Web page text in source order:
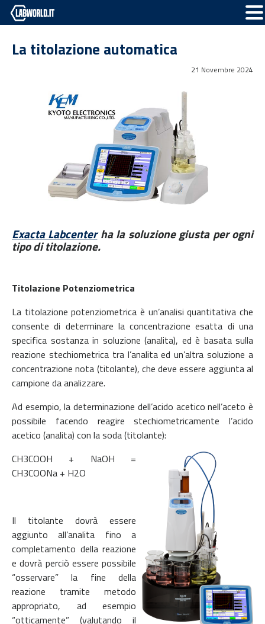
La titolazione automatica
21 Novembre 2024
Exacta Labcenterha la soluzione giusta per ogni
tipo di titolazione.
Titolazione Potenziometrica
La titolazione potenziometrica è un’analisi quantitativa che
consente di determinare la concentrazione esatta di una
specifica sostanza in soluzione (analita), ed è basata sulla
reazione stechiometrica tra l’analita ed un’altra soluzione a
concentrazione nota (titolante), che deve essere aggiunta al
campione da analizzare.
Ad esempio, la determinazione dell’acido acetico nell’aceto è
possibile facendo reagire stechiometricamente l’acido
acetico (analita) con la soda (titolante):
CH3COOH + NaOH =
CH3COONa + H2O
Il titolante dovrà essere
aggiunto all’analita fino a
completamento della reazione
e dovrà perciò essere possibile
“osservare” la fine della
reazione tramite metodo
appropriato, ad esempio
“otticamente” (valutando il